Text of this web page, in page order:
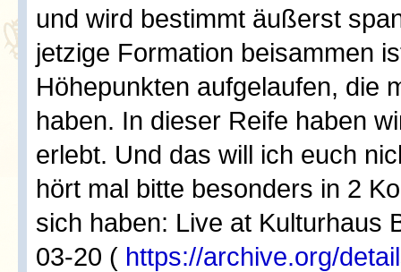
und wird bestimmt äußerst
jetzige Formation beisammen
Höhepunkten aufgelaufen, die
haben. In dieser Reife haben
erlebt. Und das will ich euch
hört mal bitte besonders in 2
sich haben: Live at Kulturhaus
03-20 ( https://archive.org/